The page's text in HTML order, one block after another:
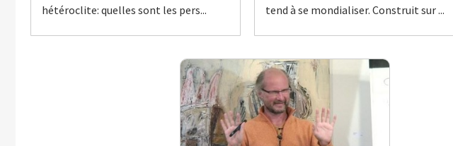
hétéroclite: quelles sont les pers...
tend à se mondialiser. Construit sur ...